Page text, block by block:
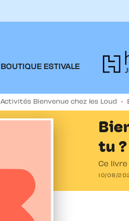
BOUTIQUE ESTIVALE
Activités Bienvenue chez les Loud •
tu ?
Ce
10/08/